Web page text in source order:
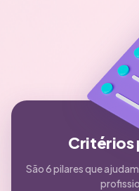
Critérios
São 6 pilares que